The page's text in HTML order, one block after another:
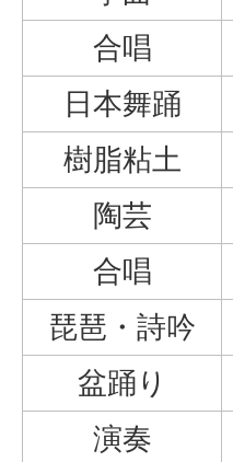
合唱
日本舞踊
樹脂粘土
陶芸
合唱
琵琶・詩吟
盆踊り
演奏